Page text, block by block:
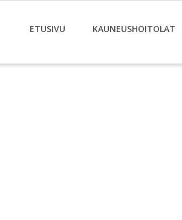
ETUSIVU KAUNEUSHOITOLAT